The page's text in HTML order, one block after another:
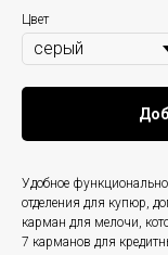
Цвет
Удобное
отделения для купюр,
карман для мелочи,
7 карманов для